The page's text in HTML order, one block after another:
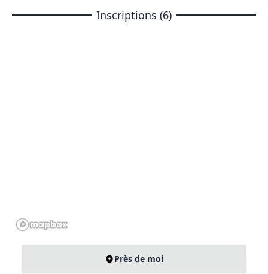
Inscriptions (6)
Près de moi